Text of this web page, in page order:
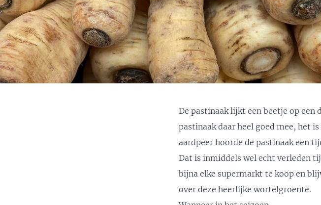
De pastinaak lijkt een beetje op
pastinaak daar heel goed mee, het
aardpeer hoorde de pastinaak een
Dat is inmiddels wel echt verleden
bijna elke supermarkt te koop en
over deze heerlijke wortelgroente.